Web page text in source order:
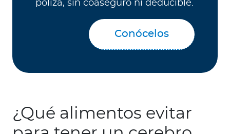
póliza, sin coaseguro ni deducible.
Conócelos
¿Qué alimentos evitar